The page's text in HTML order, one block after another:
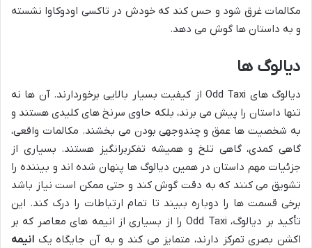
مکالمات غرق شود و حس کند که خودش در تاکسی اودوکاوا نشسته
و به داستان ها گوش می دهد.
دیالوگ ها
دیالوگ های Odd Taxi از کیفیت بسیار بالایی برخوردارند. آن ها نه
تنها داستان را پیش می برند، بلکه حاوی سرنخ های کلیدی هستند و
به شخصیت ها عمق و چندوجهی بودن می بخشند. مکالمات واقعی،
گاهی کمدی، گاهی تلخ و همیشه تفکربرانگیز هستند. بسیاری از
جزئیات مهم داستان در همین دیالوگ ها پنهان شده اند و بیننده را
تشویق می کنند که به دقت گوش کند و حتی ممکن است نیاز باشد
برخی قسمت ها را دوباره ببیند تا تمام ارتباطات را درک کند. این
تأکید بر دیالوگ، Odd Taxi را از بسیاری از انیمه های معاصر که بر
اکشن بصری تمرکز دارند، متمایز می کند و به آن جایگاه یک انیمه